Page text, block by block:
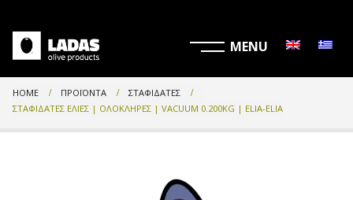
HOME ΠΡΟΪΌΝΤΑ
ΣΤΑΦΙΔΆΤΕΣ
ΣΤΑΦΙΔΆΤΕΣ ΕΛΙΈΣ | ΟΛΌΚΛΗΡΕΣ | VACUUM 0.200KG | ELIA-ELIA